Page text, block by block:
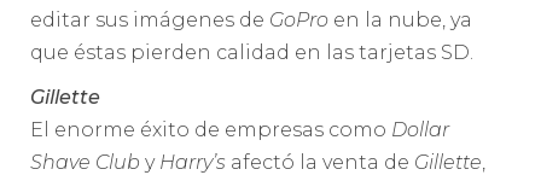
editar sus imágenes de GoPro en la nube, ya
que éstas pierden calidad en las tarjetas SD.
Gillette
El enorme éxito de empresas como Dollar
Shave Club y Harry’s afectó la venta de Gillette,